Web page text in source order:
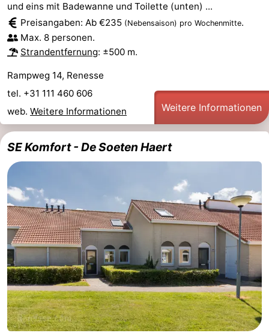
und eins mit Badewanne und Toilette (unten) ...
Preisangaben: Ab €235 (Nebensaison) pro Wochenmitte.
Max. 8 personen.
Strandentfernung: ±500 m.
Rampweg 14, Renesse
tel. +31 111 460 606
web. Weitere Informationen Weitere Informationen
SE Komfort - De Soeten Haert